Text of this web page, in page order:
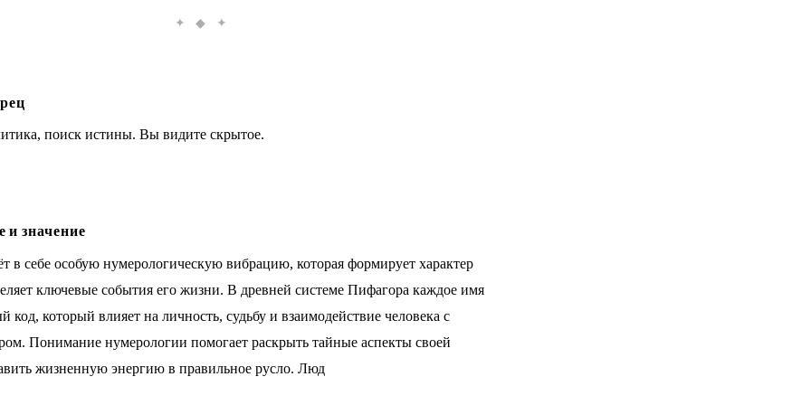
✦ ◆ ✦
поиск истины. Вы видите скрытое.
и значение
в себе особую нумерологическую вибрацию, которая формирует характер
ключевые события его жизни. В древней системе Пифагора каждое имя
код, который влияет на личность, судьбу и взаимодействие человека с
Понимание нумерологии помогает раскрыть тайные аспекты своей
жизненную энергию в правильное русло. Люд